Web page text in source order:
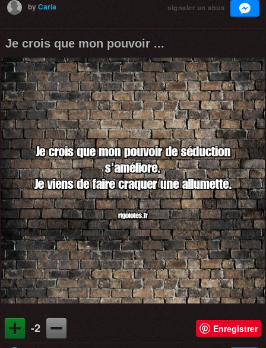
byCarla signaler un abus
Je crois que mon pouvoir ...
-2 Enregistrer